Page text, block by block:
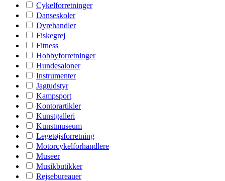
Cykelforretninger
Danseskoler
Dyrehandler
Fiskegrej
Fitness
Hobbyforretninger
Hundesaloner
Instrumenter
Jagtudstyr
Kampsport
Kontorartikler
Kunstgalleri
Kunstmuseum
Legetøjsforretning
Motorcykelforhandlere
Museer
Musikbutikker
Rejsebureauer